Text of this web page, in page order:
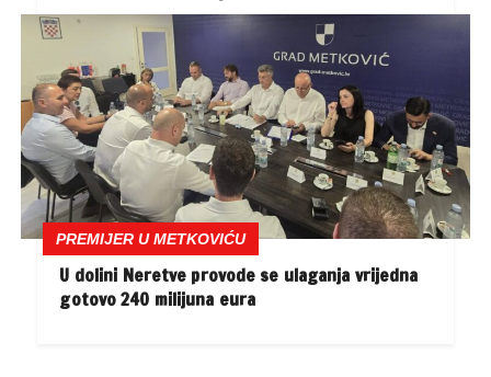
PREMIJER U METKOVIĆU
U dolini Neretve provode se ulaganja vrijedna
gotovo 240 milijuna eura